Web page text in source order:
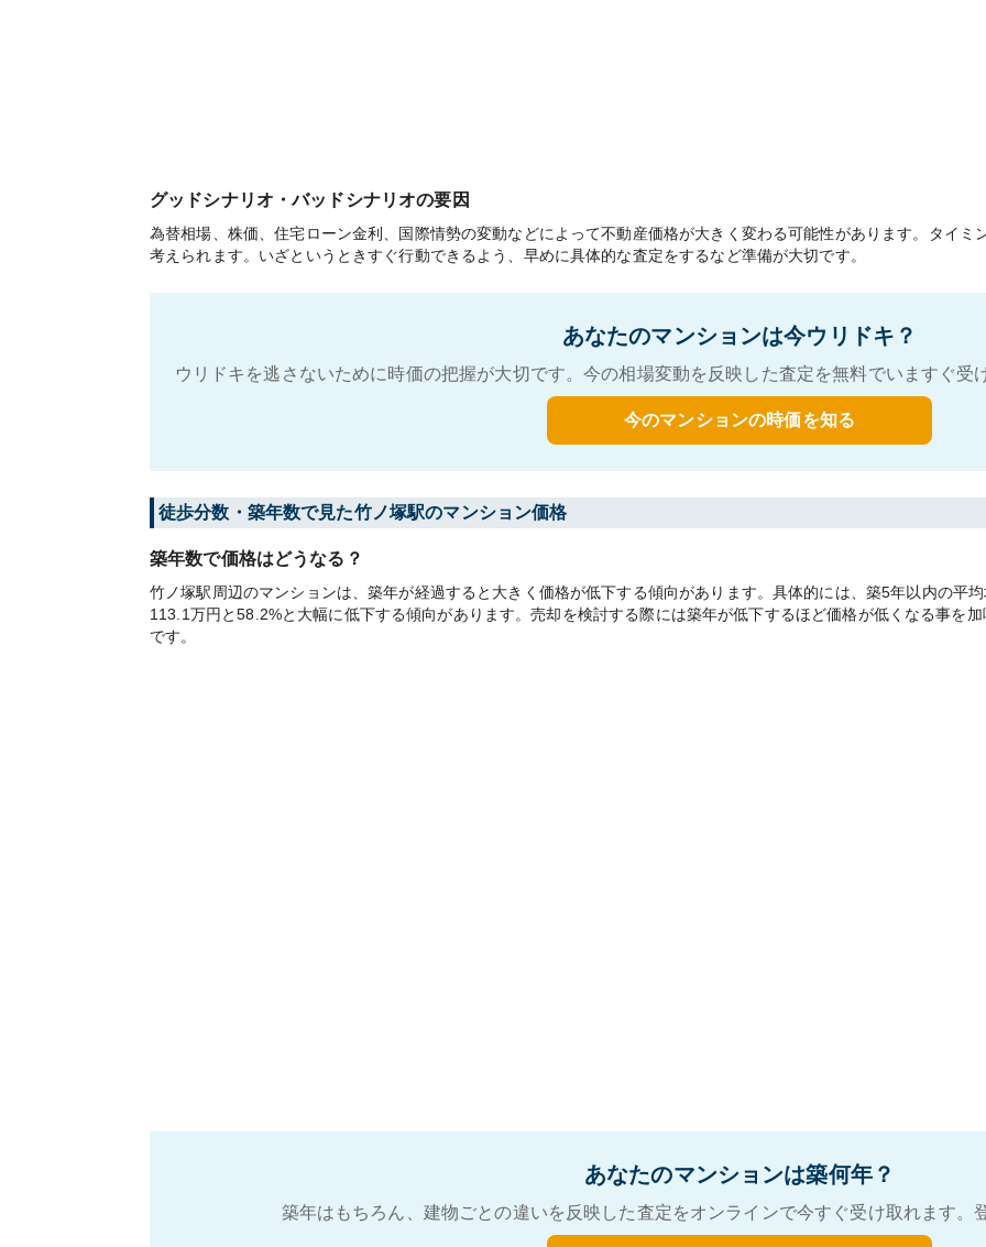
グッドシナリオ・バッドシナリオの要因
為替相場、株価、住宅ローン金利、国際情勢の変動などによって不動産価格が大きく変わる可能性があります。タイミ
考えられます。いざというときすぐ行動できるよう、早めに具体的な査定をするなど準備が大切です。
あなたのマンションは今ウリドキ？
ウリドキを逃さないために時価の把握が大切です。今の相場変動を反映した査定を無料でいますぐ
今のマンションの時価を知る
徒歩分数・築年数で見た竹ノ塚駅のマンション価格
築年数で価格はどうなる？
竹ノ塚駅周辺のマンションは、築年が経過すると大きく価格が低下する傾向があります。具体的には、築5年以内の平
113.1万円と58.2%と大幅に低下する傾向があります。売却を検討する際には築年が低下するほど価格が低くなる事を
です。
あなたのマンションは築何年？
築年はもちろん、建物ごとの違いを反映した査定をオンラインで今すぐ受け取れます。